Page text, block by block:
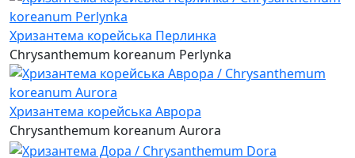
Хризантема корейська Перлинка
Chrysanthemum koreanum Perlynka
Хризантема корейська Аврора
Chrysanthemum koreanum Aurora